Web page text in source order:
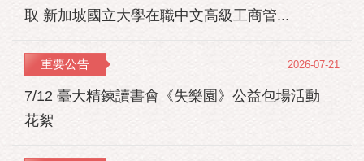
取 新加坡國立大學在職中文高級工商管...
重要公告
7/12 臺大精鍊讀書會《失樂園》公益包場活動
花絮
2026-07-21